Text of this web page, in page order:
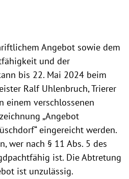
Angebot sowie dem
und der
bis 22. Mai 2024 beim
Ralf Uhlenbruch, Trierer
einem verschlossenen
„Angebot
eingereicht werden.
wer nach § 11 Abs. 5 des
ist. Die Abtretung
ist unzulässig.